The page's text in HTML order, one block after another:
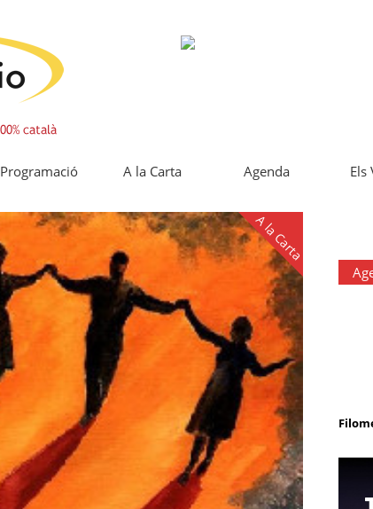
Programació A la Carta Agenda Els
A la Carta